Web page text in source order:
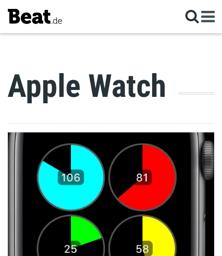
Apple Watch